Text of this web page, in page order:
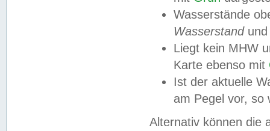
Wasserstände
Wasserstandund
Liegt kein MHW
Karte ebenso mit
Ist der aktuelle
am Pegel vor,
Alternativ können die